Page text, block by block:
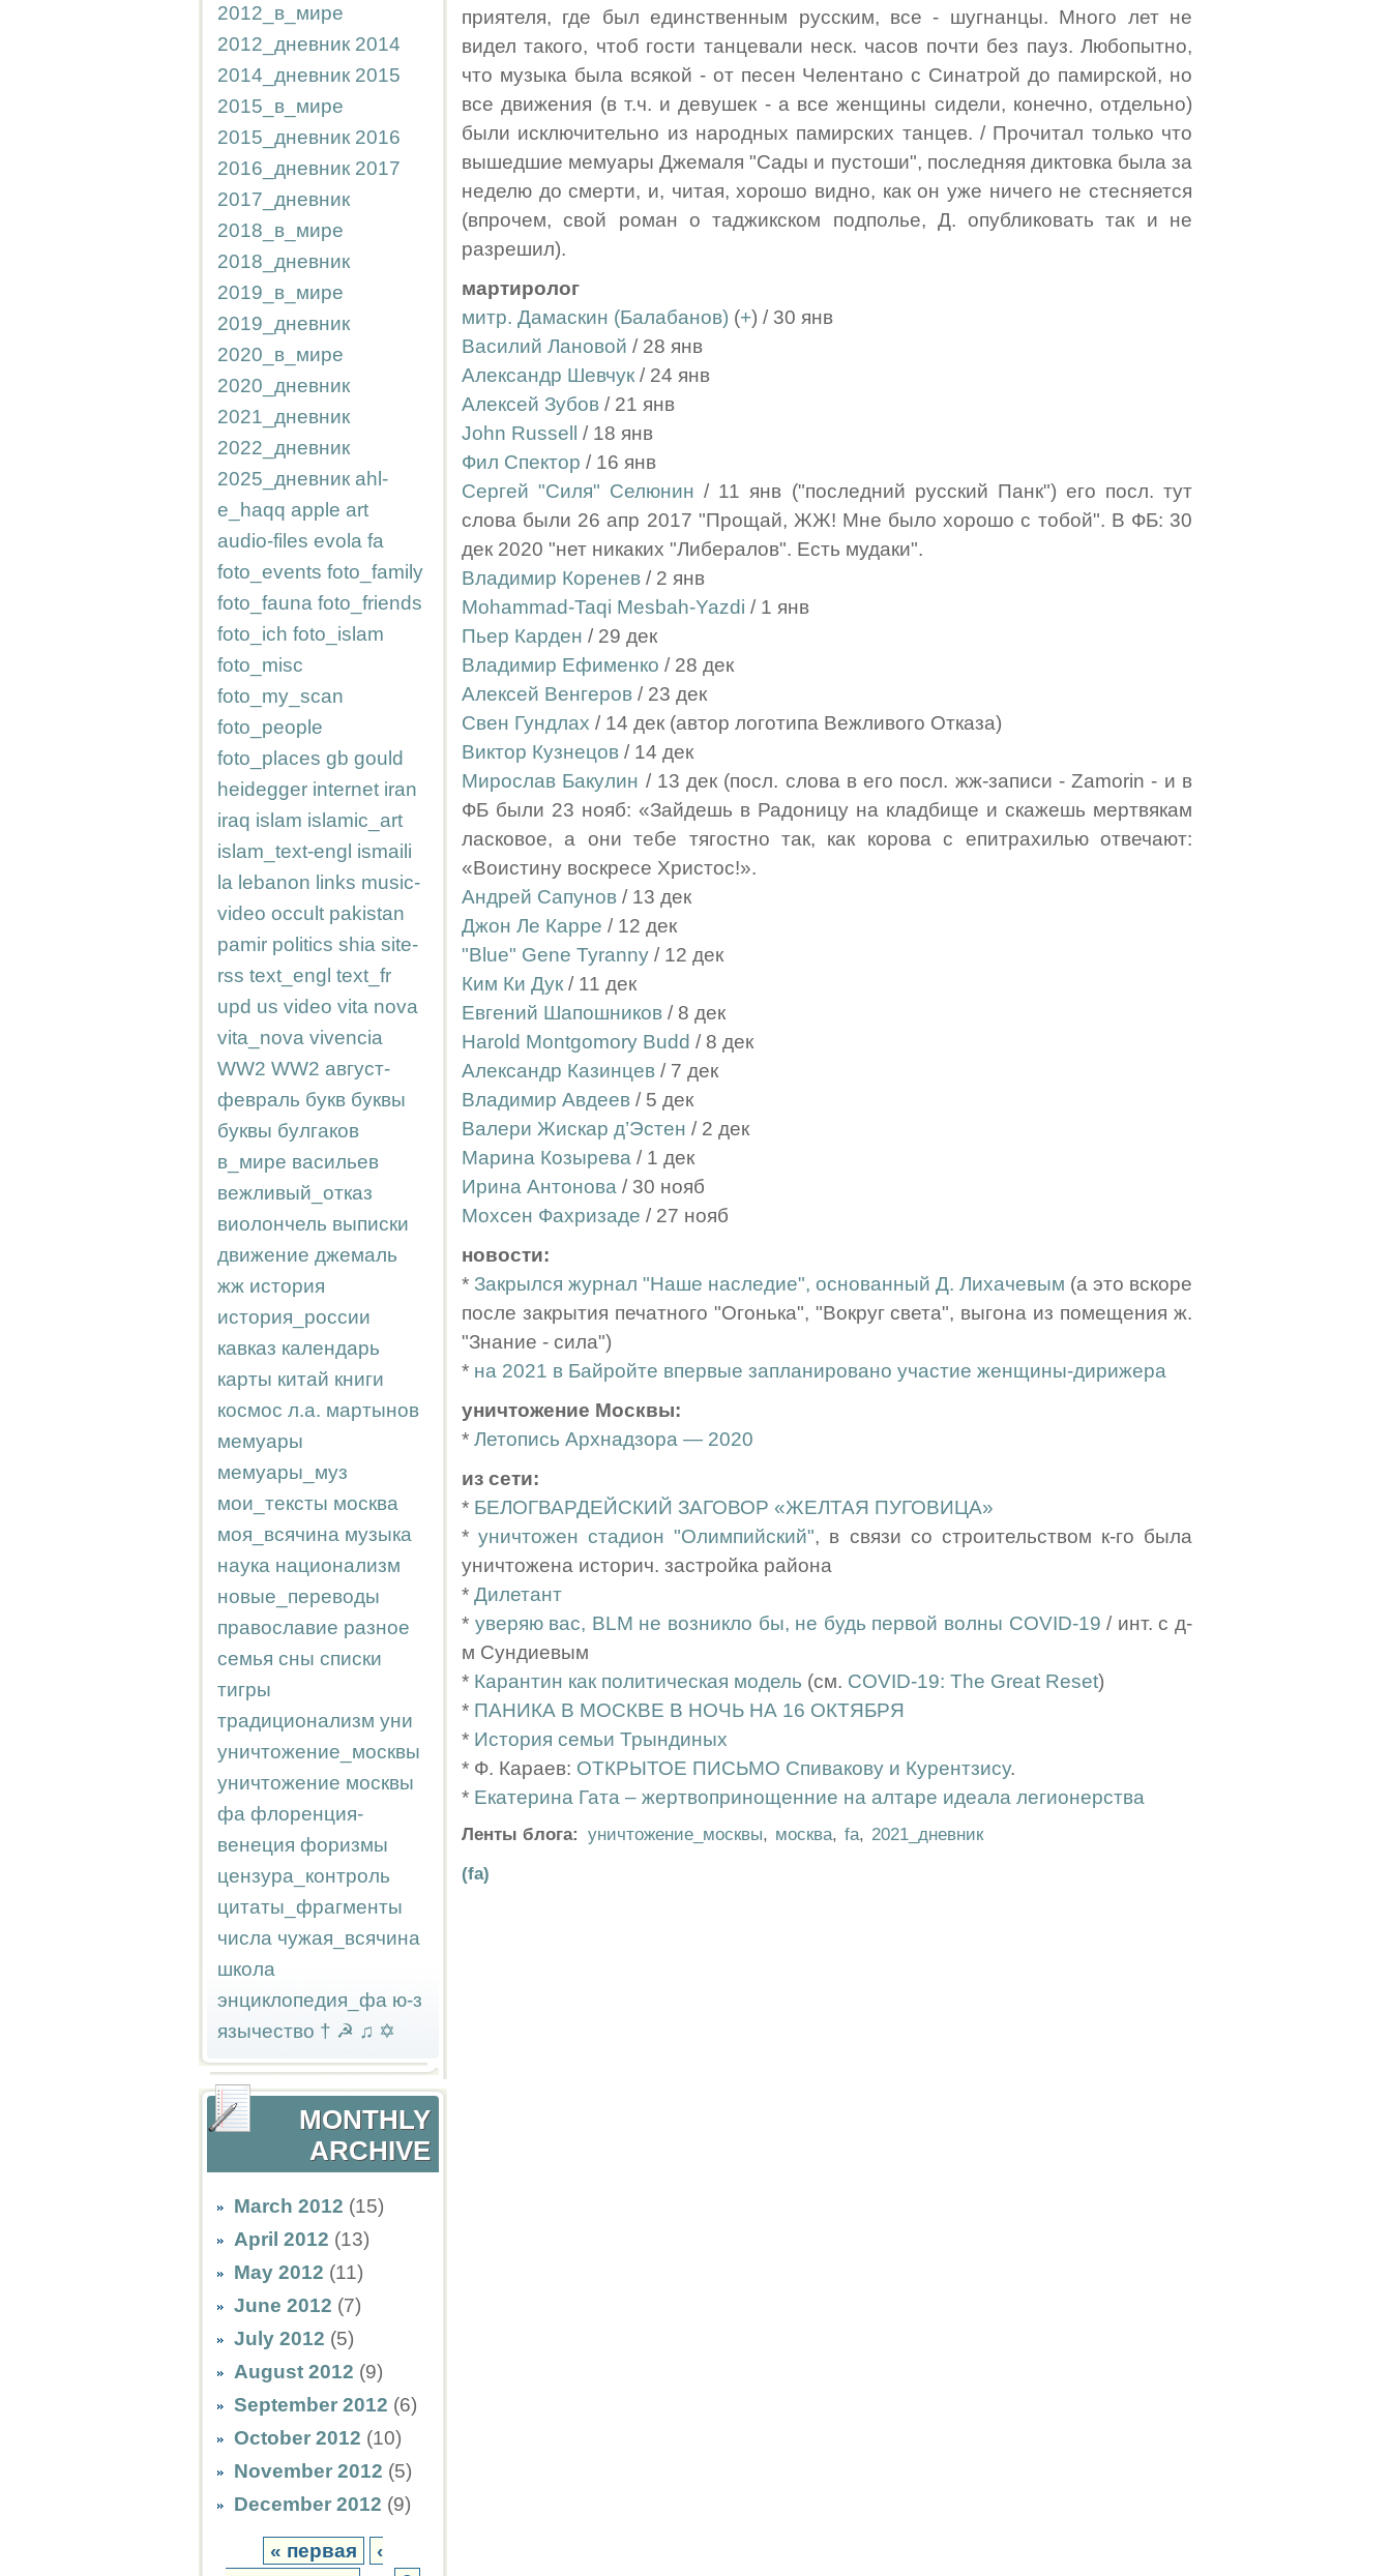
2012_в_мире
2012_дневник 2014
2014_дневник 2015
2015_в_мире
2015_дневник 2016
2016_дневник 2017
2017_дневник
2018_в_мире
2018_дневник
2019_в_мире
2019_дневник
2020_в_мире
2020_дневник
2021_дневник
2022_дневник
2025_дневник ahl-
e_haqq apple art
audio-files evola fa
foto_events foto_family
foto_fauna foto_friends
foto_ich foto_islam
foto_misc
foto_my_scan
foto_people
foto_places gb gould
heidegger internet iran
iraq islam islamic_art
islam_text-engl ismaili
la lebanon links music-
video occult pakistan
pamir politics shia site-
rss text_engl text_fr
upd us video vita nova
vita_nova vivencia
WW2 WW2 август-
февраль букв буквы
буквы булгаков
в_мире васильев
вежливый_отказ
виолончель выписки
движение джемаль
жж история
история_россии
кавказ календарь
карты китай книги
космос л.а. мартынов
мемуары
мемуары_муз
мои_тексты москва
моя_всячина музыка
наука национализм
новые_переводы
православие разное
семья сны списки
тигры
традиционализм уни
уничтожение_москвы
уничтожение москвы
фа флоренция-
венеция форизмы
цензура_контроль
цитаты_фрагменты
числа чужая_всячина
школа
энциклопедия_фа ю-з
язычество † ☭ ♫ ✡
MONTHLY
ARCHIVE
March 2012 (15)
April 2012 (13)
May 2012 (11)
June 2012 (7)
July 2012 (5)
August 2012 (9)
September 2012 (6)
October 2012 (10)
November 2012 (5)
December 2012 (9)
« первая
‹
приятеля, где был единственным русским, все - шугнанцы. Много лет не
видел такого, чтоб гости танцевали неск. часов почти без пауз. Любопытно,
что музыка была всякой - от песен Челентано с Синатрой до памирской, но
все движения (в т.ч. и девушек - а все женщины сидели, конечно, отдельно)
были исключительно из народных памирских танцев. / Прочитал только что
вышедшие мемуары Джемаля "Сады и пустоши", последняя диктовка была за
неделю до смерти, и, читая, хорошо видно, как он уже ничего не стесняется
(впрочем, свой роман о таджикском подполье, Д. опубликовать так и не
разрешил).
мартиролог
митр. Дамаскин (Балабанов) (+) / 30 янв
Василий Лановой / 28 янв
Александр Шевчук / 24 янв
Алексей Зубов / 21 янв
John Russell
/ 18 янв
Фил Спектор / 16 янв
Сергей "Силя" Селюнин / 11 янв ("последний русский Панк") его посл. тут
слова были 26 апр 2017 "Прощай, ЖЖ! Мне было хорошо с тобой". В ФБ: 30
дек 2020 "нет никаких "Либералов". Есть мудаки".
Владимир Коренев / 2 янв
Mohammad-Taqi Mesbah-Yazdi / 1 янв
Пьер Карден / 29 дек
Владимир Ефименко / 28 дек
Алексей Венгеров / 23 дек
Свен Гундлах / 14 дек (автор логотипа Вежливого Отказа)
Виктор Кузнецов / 14 дек
Мирослав Бакулин / 13 дек (посл. слова в его посл. жж-записи - Zamorin - и в
ФБ были 23 нояб: «Зайдешь в Радоницу на кладбище и скажешь мертвякам
ласковое, а они тебе тягостно так, как корова с епитрахилью отвечают:
«Воистину воскресе Христос!».
Андрей Сапунов / 13 дек
Джон Ле Карре / 12 дек
"Blue" Gene Tyranny / 12 дек
Ким Ки Дук / 11 дек
Евгений Шапошников / 8 дек
Harold Montgomory Budd / 8 дек
Александр Казинцев / 7 дек
Владимир Авдеев / 5 дек
Валери Жискар д’Эстен / 2 дек
Марина Козырева / 1 дек
Ирина Антонова / 30 нояб
Мохсен Фахризаде / 27 нояб
новости:
* Закрылся журнал "Наше наследие", основанный Д. Лихачевым (а это вскоре
после закрытия печатного "Огонька", "Вокруг света", выгона из помещения ж.
"Знание - сила")
* на 2021 в Байройте впервые запланировано участие женщины-дирижера
уничтожение Москвы:
* Летопись Архнадзора — 2020
из сети:
* БЕЛОГВАРДЕЙСКИЙ ЗАГОВОР «ЖЕЛТАЯ ПУГОВИЦА»
*уничтожен стадион "Олимпийский", в связи со строительством к-го была
уничтожена историч. застройка района
* Дилетант
* уверяю вас, BLM не возникло бы, не будь первой волны COVID-19 / инт. с д-
м Сундиевым
* Карантин как политическая модель (см. COVID-19: The Great Reset)
* ПАНИКА В МОСКВЕ В НОЧЬ НА 16 ОКТЯБРЯ
* История семьи Трындиных
* Ф. Караев: ОТКРЫТОЕ ПИСЬМО Спивакову и Курентзису.
* Екатерина Гата – жертвопринощенние на алтаре идеала легионерства
Ленты блога: уничтожение_москвы, москва, fa, 2021_дневник
(fa)